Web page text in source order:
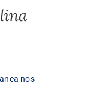
nos